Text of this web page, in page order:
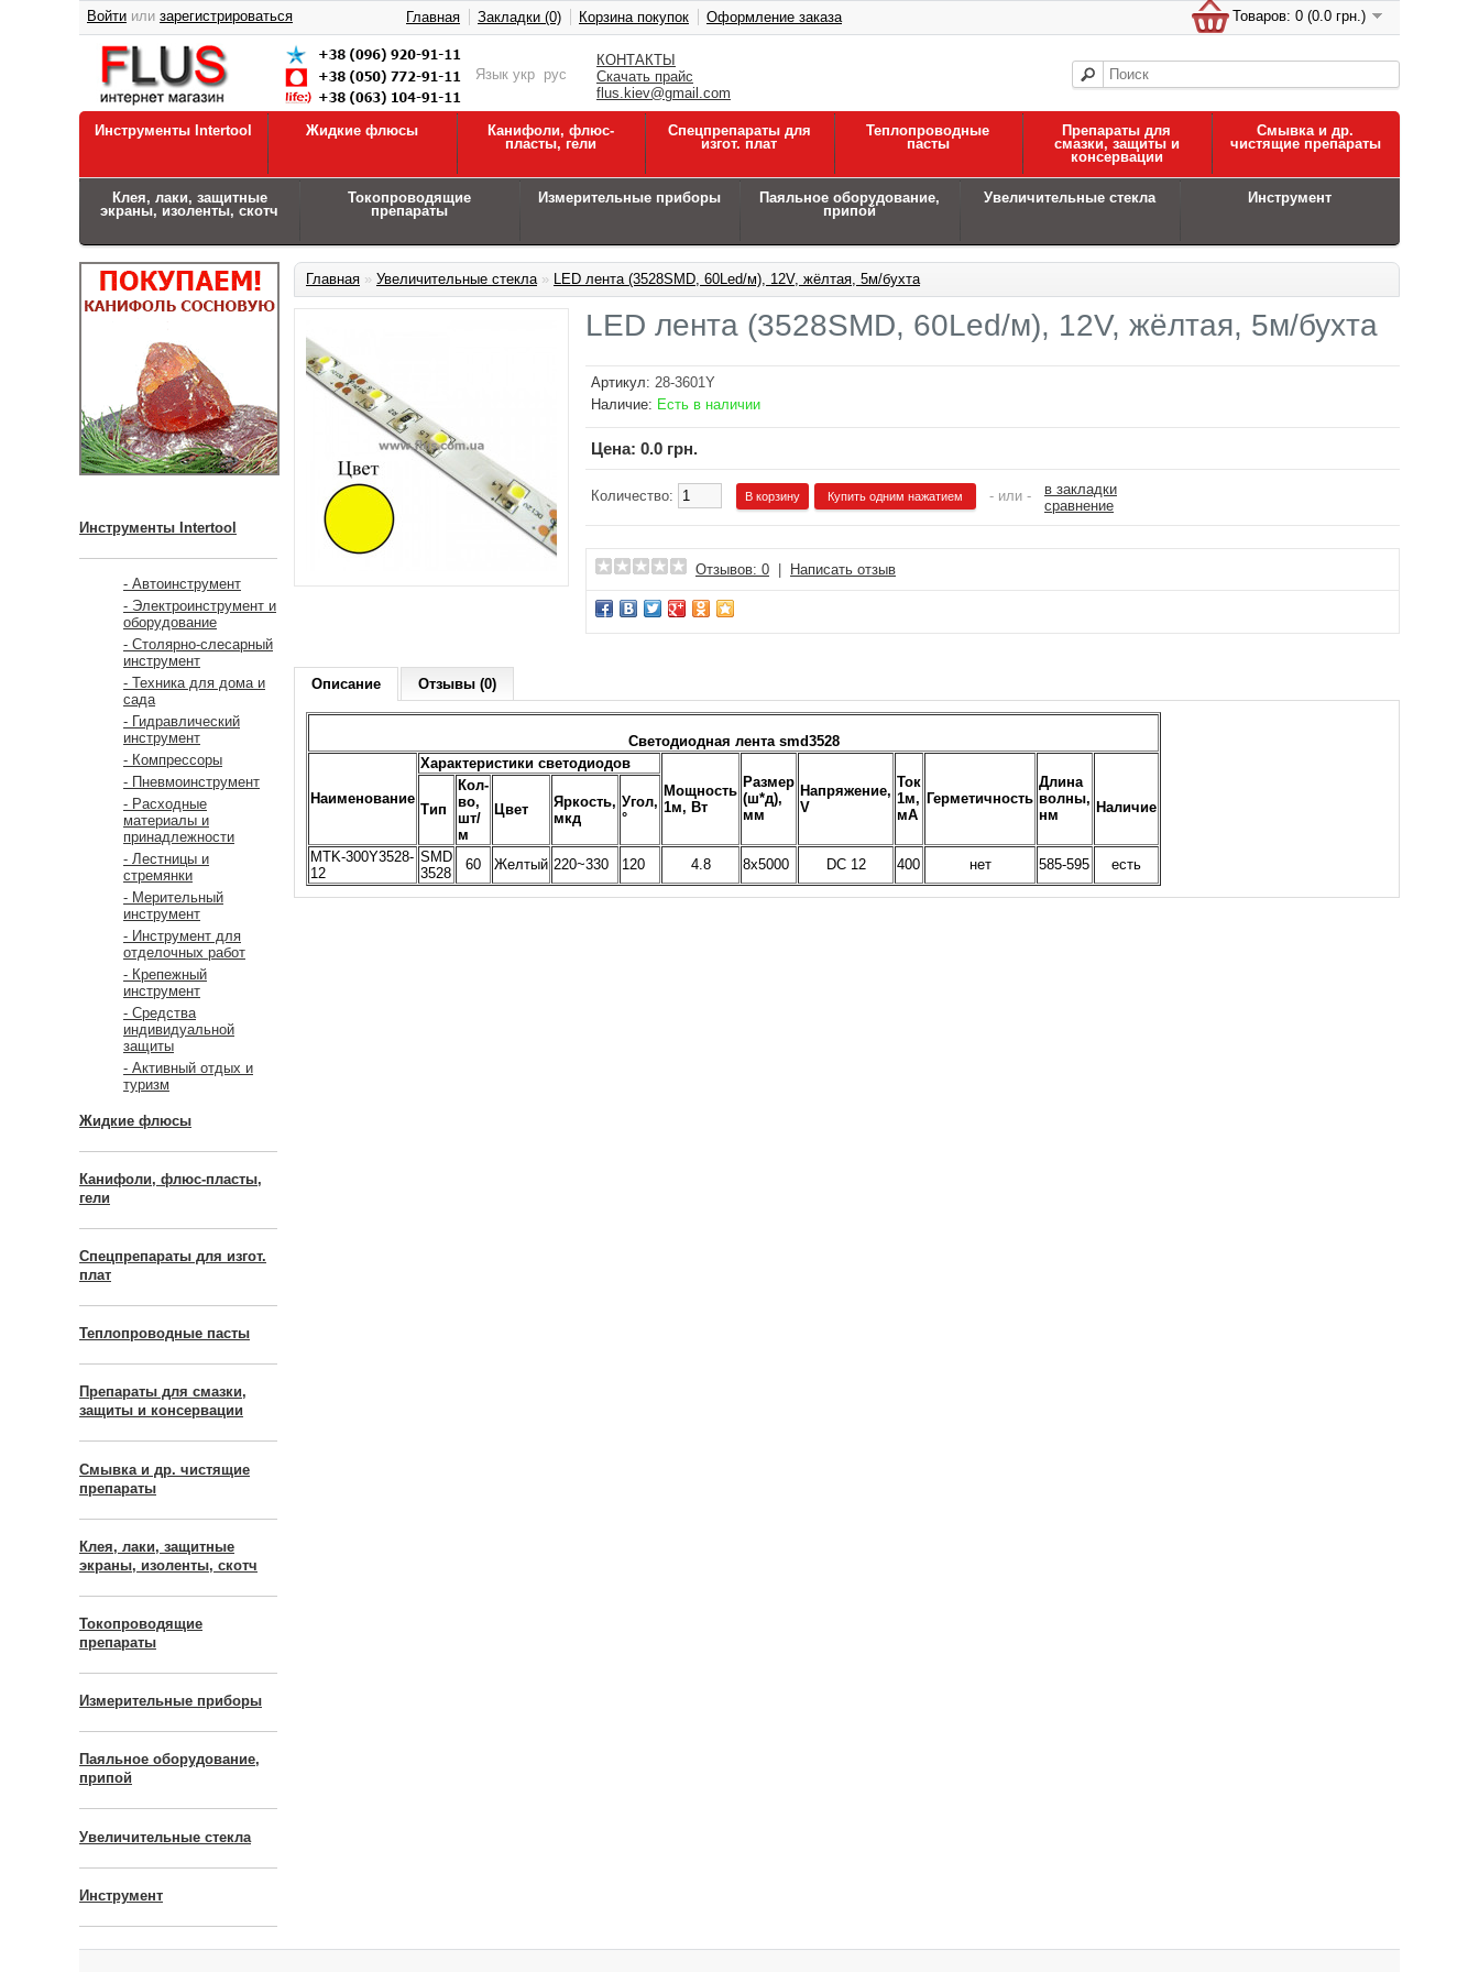
КОНТАКТЫ
Скачать прайс
flus.kiev@gmail.com
Язык укр рус
Товаров: 0 (0.0 грн.)
Войти или зарегистрироваться Главная Закладки (0) Корзина покупок Оформление заказа
Инструменты Intertool Жидкие флюсы
Канифоли, флюс-
пласты, гели
Спецпрепараты для
изгот. плат
Теплопроводные
пасты
Препараты для
смазки, защиты и
консервации
Смывка и др.
чистящие препараты
Клея, лаки, защитные
экраны, изоленты, скотч
Токопроводящие
препараты
Измерительные приборы
Паяльное оборудование,
припой
Увеличительные стекла Инструмент
Инструменты Intertool
- Автоинструмент
- Электроинструмент и
оборудование
- Столярно-слесарный
инструмент
- Техника для дома и
сада
- Гидравлический
инструмент
- Компрессоры
- Пневмоинструмент
- Расходные
материалы и
принадлежности
- Лестницы и
стремянки
- Мерительный
инструмент
- Инструмент для
отделочных работ
- Крепежный
инструмент
- Средства
индивидуальной
защиты
- Активный отдых и
туризм
Жидкие флюсы
Канифоли, флюс-пласты,
гели
Спецпрепараты для изгот.
плат
Теплопроводные пасты
Препараты для смазки,
защиты и консервации
Смывка и др. чистящие
препараты
Клея, лаки, защитные
экраны, изоленты, скотч
Токопроводящие
препараты
Измерительные приборы
Паяльное оборудование,
припой
Увеличительные стекла
Инструмент
Главная » Увеличительные стекла» LED лента (3528SMD, 60Led/м), 12V, жёлтая, 5м/бухта
LED лента (3528SMD, 60Led/м), 12V, жёлтая, 5м/бухта
Артикул: 28-3601Y
Наличие: Есть в наличии
Цена: 0.0 грн.
Количество: Купить одним нажатием - или -
в закладки
сравнение
Отзывов: 0 Написать отзыв
Описание Отзывы (0)
Светодиодная лента smd3528
Наименование
Характеристики светодиодов
Мощность
1м, Вт
Размер
(ш*д),
мм
Напряжение,
V
Ток
1м,
мА
Герметичность
Длина
волны,
нм
Наличие
Тип
Кол-
во,
шт/
м
Цвет
Яркость,
мкд
Угол,
°
MTK-300Y3528-
12
SMD
3528
60 Желтый 220~330 120 4.8 8x5000 DC 12 400 нет 585-595 есть